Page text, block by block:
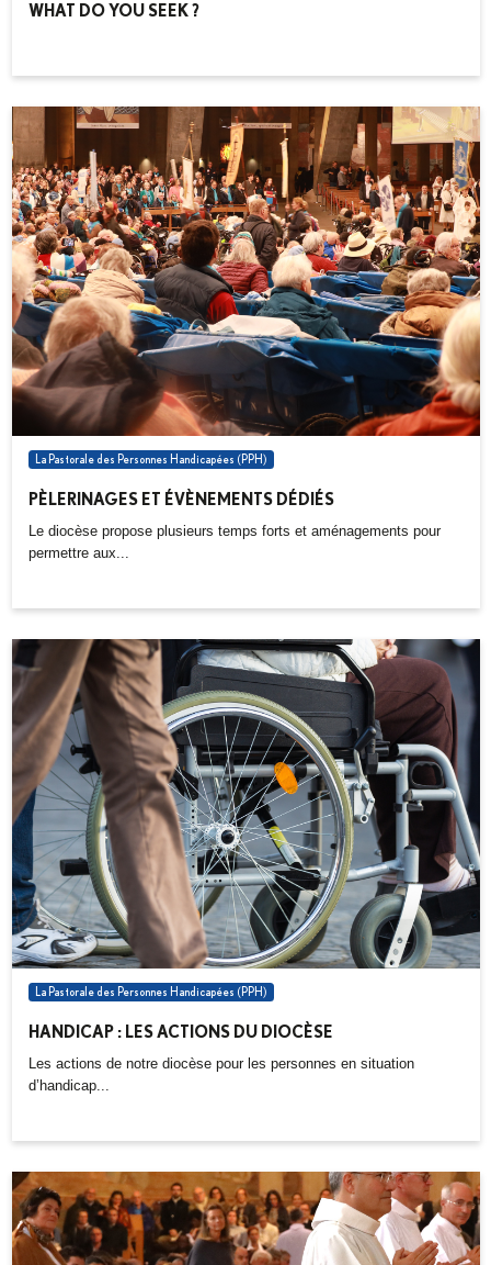
WHAT DO YOU SEEK ?
La Pastorale des Personnes Handicapées (PPH)
PÈLERINAGES ET ÉVÈNEMENTS DÉDIÉS
Le diocèse propose plusieurs temps forts et aménagements pour
permettre aux...
La Pastorale des Personnes Handicapées (PPH)
HANDICAP : LES ACTIONS DU DIOCÈSE
Les actions de notre diocèse pour les personnes en situation
d’handicap...